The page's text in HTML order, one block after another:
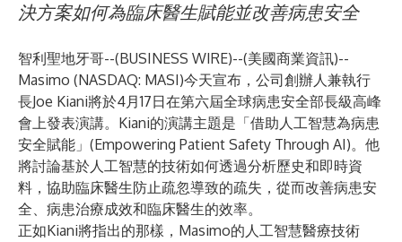
決方案如何為臨床醫生賦能並改善病患安全
智利聖地牙哥--(BUSINESS WIRE)--(美國商業資訊)--
Masimo (NASDAQ: MASI)今天宣布，公司創辦人兼執行
長Joe Kiani將於4月17日在第六屆全球病患安全部長級高峰
會上發表演講。Kiani的演講主題是「借助人工智慧為病患
安全賦能」(Empowering Patient Safety Through AI)。他
將討論基於人工智慧的技術如何透過分析歷史和即時資
料，協助臨床醫生防止疏忽導致的疏失，從而改善病患安
全、病患治療成效和臨床醫生的效率。
正如Kiani將指出的那樣，Masimo的人工智慧醫療技術